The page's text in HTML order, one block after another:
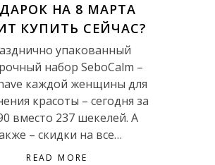
НА 8 МАРТА
КУПИТЬ СЕЙЧАС?
упакованный
набор SeboCalm –
каждой женщины для
красоты – сегодня за
вместо 237 шекелей. А
– скидки на все…
READ MORE